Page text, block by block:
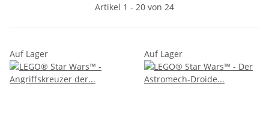
Artikel 1 - 20 von 24
Auf Lager Auf Lager